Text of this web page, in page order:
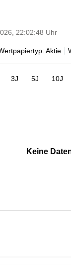
22:02:48 Uhr
Aktie
3J 5J 10J
Keine